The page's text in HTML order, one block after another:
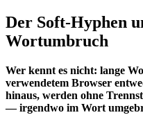
Der Soft-Hyphen
Wortumbruch
Wer kennt es nicht: lange
verwendetem Browser
hinaus, werden ohne
— irgendwo im Wort